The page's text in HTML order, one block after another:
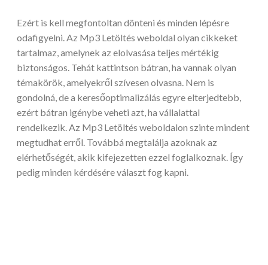
Ezért is kell megfontoltan dönteni és minden lépésre
odafigyelni. Az Mp3 Letöltés weboldal olyan cikkeket
tartalmaz, amelynek az elolvasása teljes mértékig
biztonságos. Tehát kattintson bátran, ha vannak olyan
témakörök, amelyekről szívesen olvasna. Nem is
gondolná, de a keresőoptimalizálás egyre elterjedtebb,
ezért bátran igénybe veheti azt, ha vállalattal
rendelkezik. Az Mp3 Letöltés weboldalon szinte mindent
megtudhat erről. Továbbá megtalálja azoknak az
elérhetőségét, akik kifejezetten ezzel foglalkoznak. Így
pedig minden kérdésére választ fog kapni.